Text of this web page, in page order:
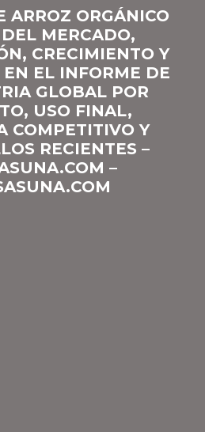
ARROZ ORGÁNICO
MERCADO,
CRECIMIENTO Y
EL INFORME DE
GLOBAL POR
USO FINAL,
COMPETITIVO Y
RECIENTES –
–